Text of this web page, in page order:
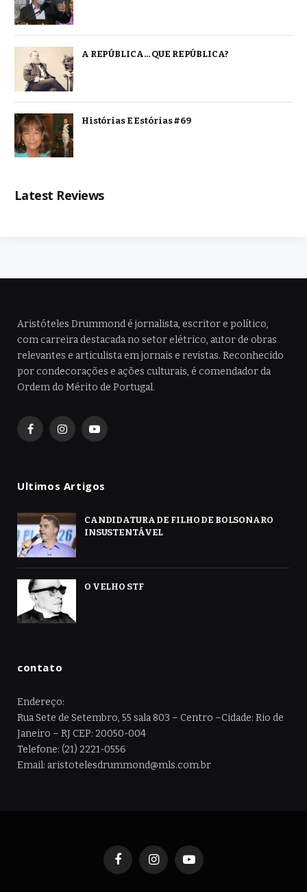
A REPÚBLICA… QUE REPÚBLICA?
Histórias E Estórias #69
Latest Reviews
Aristóteles Drummond é jornalista, escritor e político,
com carreira destacada no setor elétrico, autor de obras
relevantes e articulista em jornais e revistas. Reconhecido
por condecorações e ações culturais, é comendador da
Ordem do Mérito de Portugal.
FacebookInstagramYouTube
Ultimos Artigos
CANDIDATURA DE FILHO DE BOLSONARO
INSUSTENTÁVEL
O VELHO STF
contato
Endereço:
Rua Sete de Setembro, 55 sala 803 – Centro –Cidade: Rio de
Janeiro – RJ CEP: 20050-004
Telefone: (21) 2221-0556
Email: aristotelesdrummond@mls.com.br
FacebookInstagramYouTube